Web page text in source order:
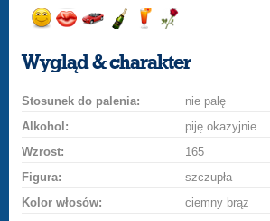
uśmiech
buziakasamochodem
szampana
drinka
różę
Wygląd & charakter
Stosunek do palenia:
nie palę
Alkohol:
piję okazyjnie
Wzrost:
165
Figura:
szczupła
Kolor włosów:
ciemny brąz